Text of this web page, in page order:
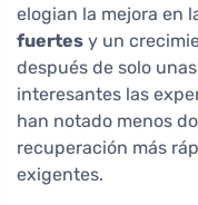
elogian la mejora en
fuertes y un
después de solo
interesantes las
han notado menos
recuperación más
exigentes.